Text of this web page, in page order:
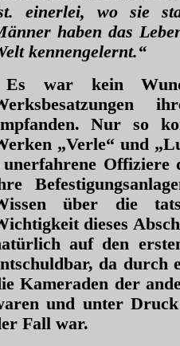
einerlei, wo sie
haben das
kennengelernt.“
Es war kein
Nur so
„Verle“ und
Offiziere
über die
dieses
auf den
da durch
Kameraden der
und unter
Fall war.